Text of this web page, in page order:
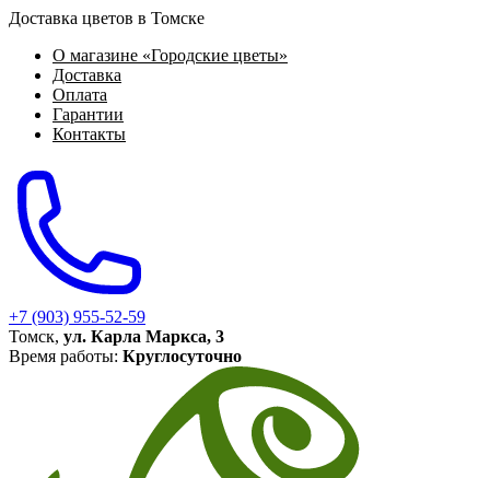
Доставка цветов в Томске
О магазине «Городские цветы»
Доставка
Оплата
Гарантии
Контакты
+7 (903) 955-52-59
Томск, ул. Карла Маркса, 3
Время работы: Круглосуточно